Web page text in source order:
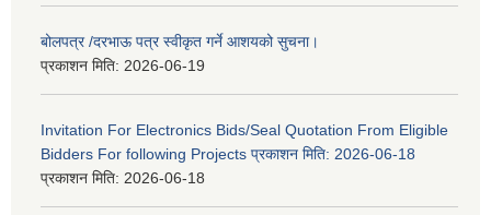
बोलपत्र /दरभाऊ पत्र स्वीकृत गर्ने आशयको सुचना।
प्रकाशन मिति: 2026-06-19
Invitation For Electronics Bids/Seal Quotation From Eligible
Bidders For following Projects प्रकाशन मिति: 2026-06-18
प्रकाशन मिति: 2026-06-18